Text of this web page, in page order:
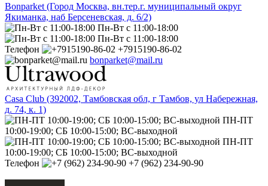
Bonparket (Город Москва, вн.тер.г. муниципальный округ
Якиманка, наб Берсеневская, д. 6/2)
Пн-Вт с 11:00-18:00
Пн-Вт с 11:00-18:00
Телефон
+7915190-86-02
bonparket@mail.ru
Casa Club (392002, Тамбовская обл, г Тамбов, ул Набережная,
д. 74, к. 1)
ПН-ПТ
10:00-19:00; СБ 10:00-15:00; ВС-выходной
ПН-ПТ
10:00-19:00; СБ 10:00-15:00; ВС-выходной
Телефон
+7 (962) 234-90-90